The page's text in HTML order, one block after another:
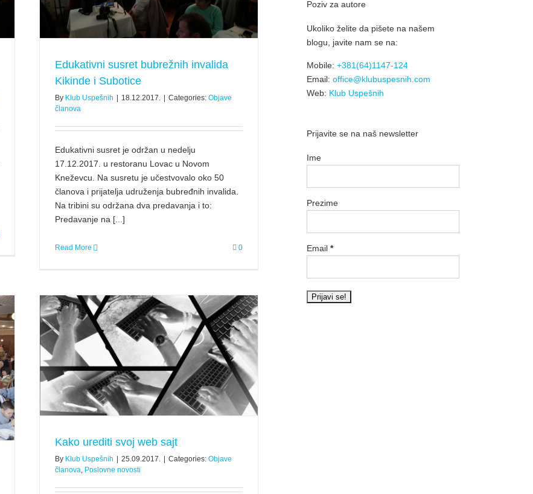
Edukativni susret bubrežnih invalida
Kikinde i Subotice
By Klub Uspešnih 18.12.2017. Categories: Objave
članova
Edukativni susret je održan u nedelju
17.12.2017. u restoranu Lovac u Novom
Kneževcu. Na susretu je učestvovalo oko 50
članova i prijatelja udruženja bubređnih invalida.
Na tribini su održana dva predavanja i to:
Predavanje na [...]
Read More 0
Kako urediti svoj web sajt
By Klub Uspešnih 25.09.2017. Categories: Objave
članova, Poslovne novosti
Poziv za autore
Ukoliko želite da pišete na našem
blogu, javite nam se na:
Mobile: +381(64)1147-124
Email: office@klubuspesnih.com
Web: Klub Uspešnih
Prijavite se na naš newsletter
Ime
Prezime
Email *